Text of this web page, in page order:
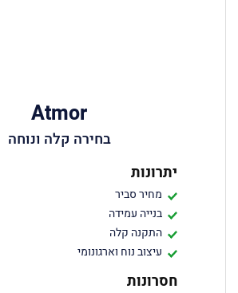
Atmor
בחירה קלה ונוחה
יתרונות
מחיר סביר
בנייה עמידה
התקנה קלה
עיצוב נוח וארגונומי
חסרונות